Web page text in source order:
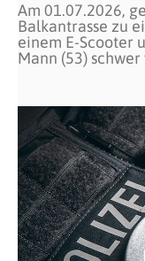
Am 01.07.2026,
Balkantrasse zu
einem E-Scooter
Mann (53)